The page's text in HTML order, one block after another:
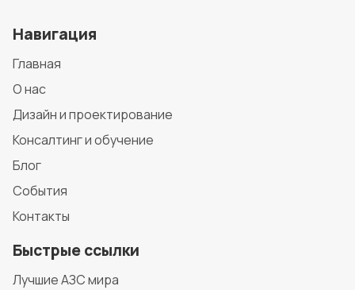
Навигация
Главная
О нас
Дизайн и проектирование
Консалтинг и обучение
Блог
События
Контакты
Быстрые ссылки
Лучшие АЗС мира